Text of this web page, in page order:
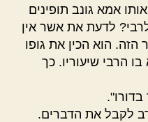
אמא גונב תופינים
לדעת את אשר אין
הזה. הוא הכין את גופו
הרבי שיעוריו. כך
לקבל את הדברים.